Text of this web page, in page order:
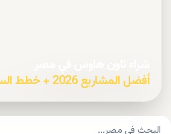
أفضل المشاريع 2026 + خطط السداد